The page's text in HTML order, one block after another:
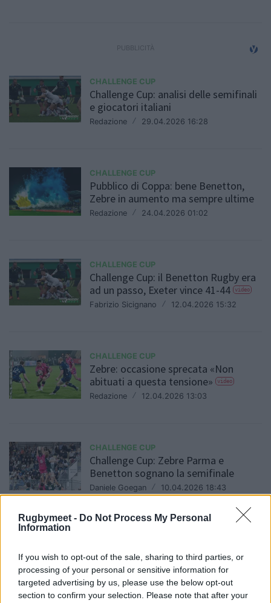
Rugbymeet - Do Not Process My Personal
Information
If you wish to opt-out of the sale, sharing to third parties, or
processing of your personal or sensitive information for
targeted advertising by us, please use the below opt-out
section to confirm your selection. Please note that after your
CHALLENGE CUP
Challenge Cup: analisi delle semifinali
e giocatori italiani
Redazione / 29.04.2026 16:28
CHALLENGE CUP
Pubblico di Coppa: bene Benetton,
Zebre in aumento ma sempre ultime
Redazione / 24.04.2026 01:02
CHALLENGE CUP
Challenge Cup: il Benetton Rugby era
ad un passo, Exeter vince 41-44 video
Fabrizio Sicignano / 12.04.2026 15:32
CHALLENGE CUP
Zebre: occasione sprecata «Non
abituati a questa tensione» video
Redazione / 12.04.2026 13:03
CHALLENGE CUP
Challenge Cup: Zebre Parma e
Benetton sognano la semifinale
Daniele Goegan / 10.04.2026 18:43
Per la prima volta due italiane ai
quarti di Challenge Cup
Redazione / 07.04.2026 09:14